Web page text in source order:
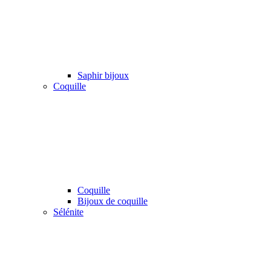
Saphir bijoux
Coquille
Coquille
Bijoux de coquille
Sélénite